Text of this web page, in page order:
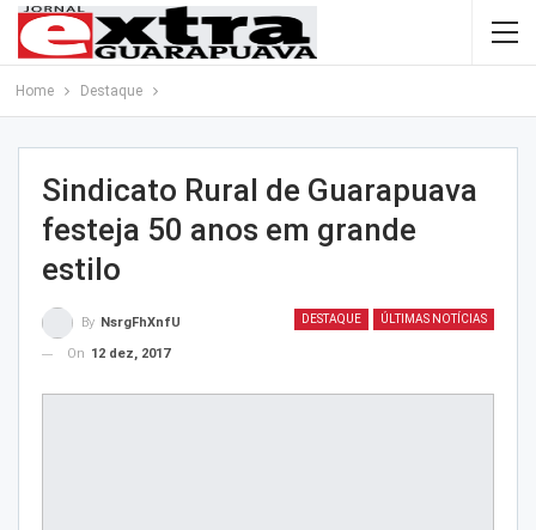
Home Destaque
Sindicato Rural de Guarapuava
festeja 50 anos em grande
estilo
DESTAQUE ÚLTIMAS NOTÍCIAS
By NsrgFhXnfU
On 12 dez, 2017